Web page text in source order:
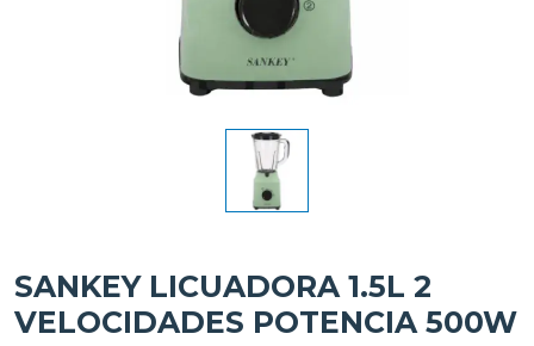
SANKEY LICUADORA 1.5L 2
VELOCIDADES POTENCIA 500W